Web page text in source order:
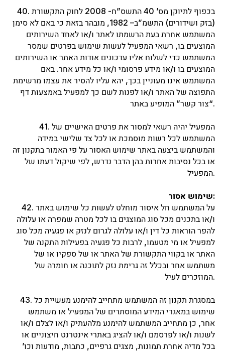
40. בכפוף לתיוקן מס’ 40 התשס”ח- 2008 לחוק התקשורת
(בזק ושידורים) התשמ”ב– 1982, מובהר בזאת כי באם לא סימן
המשתמש אחרת בעת הרשמתו לאתר ו/או לאחד השירותים
המוצעים בו, רשאי המפעיל לעשות שימוש בפרטים שמסר
המשתמש כדי לשלוח אליו עדכונים אודות האתר או השירותים
המוצעים בו ו/או מידע פרסומי ו/או כל מידע אחר. באם
המשתמש אינו מעוניין בכך, יהא עליו להסיר את עצמו מרשימת
התפוצה של האתר ו/או לפנות לשם כך למפעיל באמצעות דף
“צור קשר” המופיע באתר.
41. המפעיל יהיה רשאי למסור את פרטים האישיים של
המשתמש לכל רשות מוסמכת או לכל צד שלישי במידה
והמשתמש ביצעה באתר שימוש האסור על פי האמור בתקנון זה
או בכל נסיבות אחרות בהן הדבר נדרש, לפי שיקול דעתו של
המפעיל.
שימוש אסור:
42. על המשתמש חל איסור מוחלט לעשות כל שימוש באתר
ו/או בתכנים מכל סוג המוצגים בו לכל מטרה שמפרה או עלולה
להפר הוראות כל דין ו/או עלולה לגרום לנזק או פגעיה מכל סוג
למפעיל או מי מטעמו, לרבות כל פגעיה בפעילות התקנה של
האתר או בקווי התקשורת של האתר או של ספקיו או של
משתמש אחר ובכלל זה גרימת נזק לתוכנה או חומרה של
המוזכרים לעיל.
43. במסגרת תקנון זה המשתמש מתחייב להימנע מעשיית כל
שימוש במאגרי המידע המוסתרים של המפעיל או משתמש
אחר, כן מתחייב המשתמש להימנע מלהעתיק ו/או לצלם ו/או
לשנות ו/או לפרסמם ו/או להציג באתרי אינטרנט חיצוניים או
בכל מדיה אחרת תמונות, מצגים גרפיים, כתבות, מודעות וכו’
Текст сформулирован в женском роде, но адресован как
женщинам, так и мужчинам.
Все права защищены Thuya Israel.Правила пользования
. Сайт разработанStudio Splav
Продукция для домашнего использования
Колористика
Силиконовые подушечки и Патчи
Косметические Инструменты и Кисти
Тоники и Лосьоны
Наборы и Сеты
Процедуры
Курсы
Как стать партнером
Контакты